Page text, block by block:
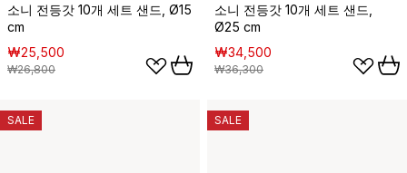
소니 전등갓 10개 세트 샌드, Ø15
cm
₩25,500
₩26,800
소니 전등갓 10개 세트 샌드,
Ø25 cm
₩34,500
₩36,300
SALE SALE